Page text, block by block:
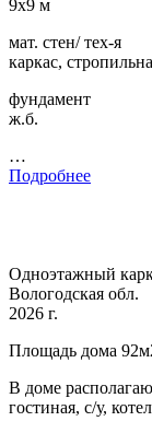
9х9 м
мат. стен/ тех-я
каркас,
фундамент
ж.б.
…
Подробнее
Одноэтажный
Вологодская обл.
2026 г.
Площадь дома
В доме
гостиная, с/у,